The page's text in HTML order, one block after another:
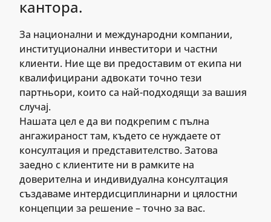
кантора.
За национални и международни компании,
институционални инвеститори и частни
клиенти. Ние ще ви предоставим от екипа ни
квалифицирани адвокати точно тези
партньори, които са най-подходящи за вашия
случај.
Нашата цел е да ви подкрепим с пълна
ангажираност там, където се нуждаете от
консултация и представителство. Затова
заедно с клиентите ни в рамките на
доверителна и индивидуална консултация
създаваме интердисциплинарни и цялостни
концепции за решение – точно за вас.